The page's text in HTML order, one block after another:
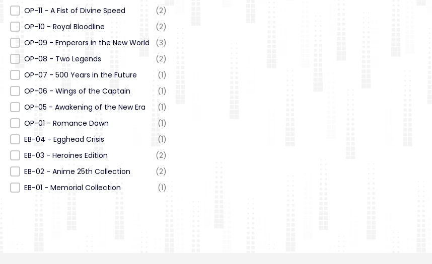
OP-11 - A Fist of Divine Speed
(2)
OP-10 - Royal Bloodline
(2)
OP-09 - Emperors in the New World
(3)
OP-08 - Two Legends
(2)
OP-07 - 500 Years in the Future
(1)
OP-06 - Wings of the Captain
(1)
OP-05 - Awakening of the New Era
(1)
OP-01 - Romance Dawn
(1)
EB-04 - Egghead Crisis
(1)
EB-03 - Heroines Edition
(2)
EB-02 - Anime 25th Collection
(2)
EB-01 - Memorial Collection
(1)